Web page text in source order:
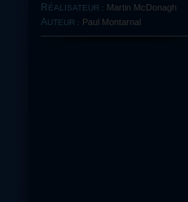
RÉALISATEUR : Martin McDonagh
AUTEUR : Paul Montarnal